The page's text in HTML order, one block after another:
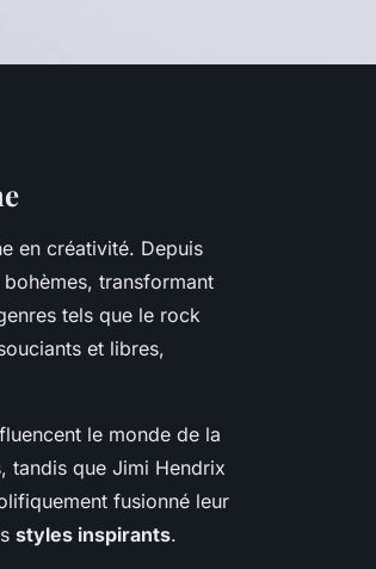
en créativité. Depuis
transformant
tels que le rock
et libres,
le monde de la
tandis que Jimi Hendrix
fusionné leur
styles inspirants.